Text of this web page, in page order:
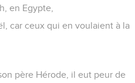
en Egypte,
car ceux qui en voulaient à la
père Hérode, il eut peur de